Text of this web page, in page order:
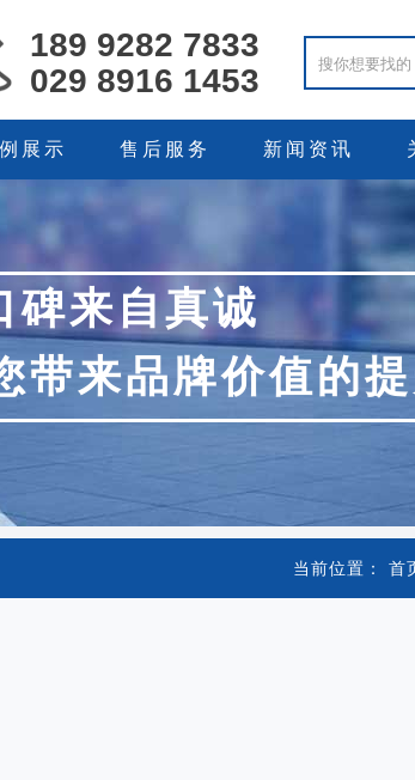
189 9282 7833
029 8916 1453
展示 售后服务 新闻资讯
碑来自真诚
带来品牌价值的
当前位置： 首